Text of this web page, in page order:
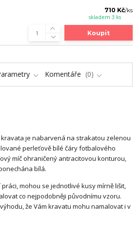
710 Kč/ks
skladem 3 ks
Koupit
Komentáře 0
je nabarvená na strakatou zelenou
perleťově bílé čáry fotbalového
míč ohraničený antracitovou konturou,
bílá.
mohou se jednotlivé kusy mírně lišit,
co nejpodobněji původnímu vzoru.
že Vám kravatu mohu namalovat i v